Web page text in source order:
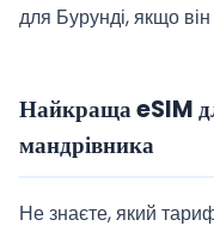
для Бурунді, якщо
Найкраща eSIM
мандрівника
Не знаєте, який